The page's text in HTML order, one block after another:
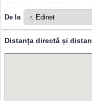
De la
Distanța directă și